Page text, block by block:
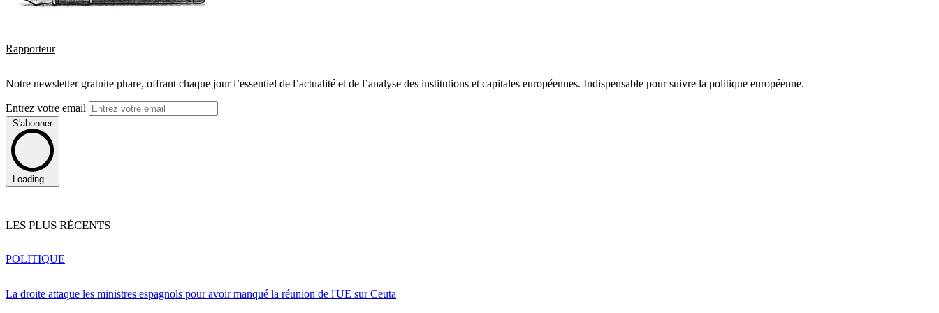
Rapporteur
Notre newsletter gratuite phare, offrant chaque jour l’essentiel de l’actualité et de l’analyse des institutions et capitales européennes. Indispensable pour suivre la politique européenne.
Entrez votre email
S'abonner
Loading...
LES PLUS RÉCENTS
La droite attaque les ministres espagnols pour avoir manqué la réunion de l'UE sur Ceuta
POLITIQUE